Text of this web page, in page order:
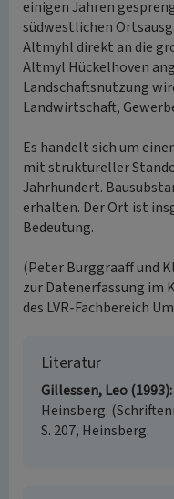
einigen Jahren
südwestlichen
Altmyhl direkt an die
Altmyl Hückelhoven
Landschaftsnutzung
Landwirtschaft,
Es handelt sich um
mit struktureller
Jahrhundert.
erhalten. Der Ort ist
Bedeutung.
(Peter Burggraaff und
zur Datenerfassung im
des LVR-Fachbereich
Literatur
Gillessen, Leo (1993)
Heinsberg.
S. 207, Heinsberg.